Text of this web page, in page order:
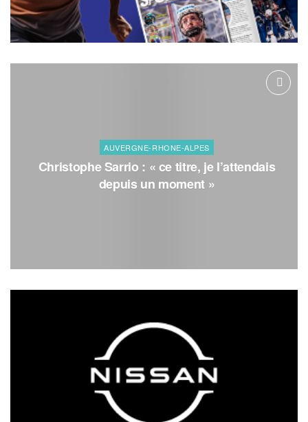
AUVERGNE-RHONE-ALPES
Christophe Sarrio : « ce titre, je l’attendais
depuis un moment »